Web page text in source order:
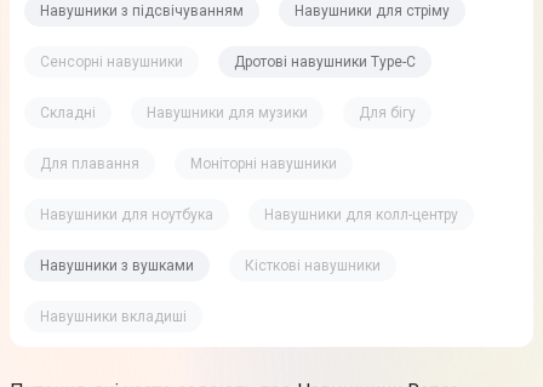
Навушники з підсвічуванням Навушники для стріму
Сенсорні навушники Дротові навушники Type-C
Складні Навушники для музики Для бігу
Для плавання Моніторні навушники
Навушники для ноутбука Навушники для колл-центру
Навушники з вушками Кісткові навушники
Навушники вкладиші